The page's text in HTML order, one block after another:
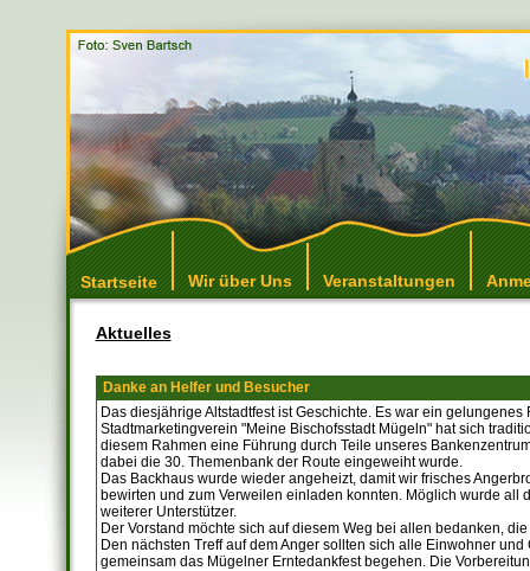
Startseite Wir über Uns Veranstaltungen
Aktuelles
Danke an Helfer und Besucher
Das diesjährige Altstadtfest ist Geschichte. Es war ein
Stadtmarketingverein "Meine Bischofsstadt Mügeln" hat sich
diesem Rahmen eine Führung durch Teile unseres
dabei die 30. Themenbank der Route eingeweiht wurde.
Das Backhaus wurde wieder angeheizt, damit wir frisches
bewirten und zum Verweilen einladen konnten. Möglich wurde
weiterer Unterstützer.
Der Vorstand möchte sich auf diesem Weg bei allen bedanken,
Den nächsten Treff auf dem Anger sollten sich alle Einwohner
gemeinsam das Mügelner Erntedankfest begehen. Die